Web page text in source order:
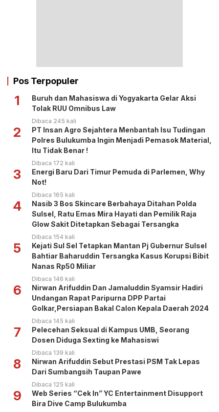
Pos Terpopuler
1
Buruh dan Mahasiswa di Yogyakarta Gelar Aksi
Tolak RUU Omnibus Law
Dibaca 245 kali
2
PT Insan Agro Sejahtera Menbantah Isu Tudingan
Polres Bulukumba Ingin Menjadi Pemasok Material,
Itu Tidak Benar !
Dibaca 172 kali
3
Energi Baru Dari Timur Pemuda di Parlemen, Why
Not!
Dibaca 165 kali
4
Nasib 3 Bos Skincare Berbahaya Ditahan Polda
Sulsel, Ratu Emas Mira Hayati dan Pemilik Raja
Glow Sakit Ditetapkan Sebagai Tersangka
Dibaca 154 kali
5
Kejati Sul Sel Tetapkan Mantan Pj Gubernur Sulsel
Bahtiar Baharuddin Tersangka Kasus Korupsi Bibit
Nanas Rp50 Miliar
Dibaca 146 kali
6
Nirwan Arifuddin Dan Jamaluddin Syamsir Hadiri
Undangan Rapat Paripurna DPP Partai
Golkar,Persiapan Bakal Calon Kepala Daerah 2024
Dibaca 145 kali
7
Pelecehan Seksual di Kampus UMB, Seorang
Dosen Diduga Sexting ke Mahasiswi
Dibaca 139 kali
8
Nirwan Arifuddin Sebut Prestasi PSM Tak Lepas
Dari Sumbangsih Taupan Pawe
Dibaca 125 kali
9
Web Series “Cek In” YC Entertainment Disupport
Bira Dive Camp Bulukumba